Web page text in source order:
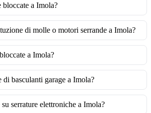
bloccate a Imola?
di molle o motori serrande a Imola?
a Imola?
di basculanti garage a Imola?
serrature elettroniche a Imola?